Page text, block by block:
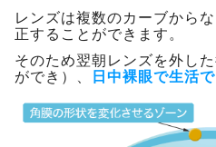
レンズは複数のカーブから
正することができます。
そのため翌朝レンズを外し
ができ）、
日中裸眼で生活